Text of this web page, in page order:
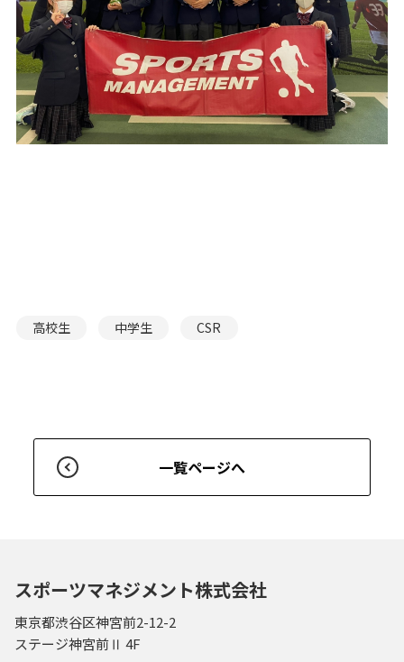
高校生 中学生 CSR
一覧ページへ
スポーツマネジメント株式会社
東京都渋谷区神宮前2-12-2
ステージ神宮前Ⅱ 4F